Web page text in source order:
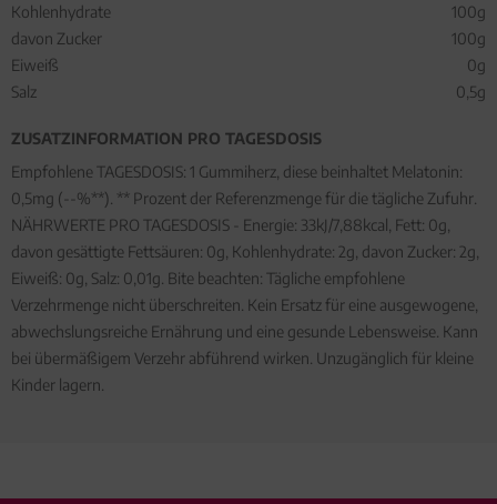
Kohlenhydrate
100g
davon Zucker
100g
Eiweiß
0g
Salz
0,5g
ZUSATZINFORMATION PRO TAGESDOSIS
Empfohlene TAGESDOSIS: 1 Gummiherz, diese beinhaltet Melatonin:
0,5mg (--%**). ** Prozent der Referenzmenge für die tägliche Zufuhr.
NÄHRWERTE PRO TAGESDOSIS - Energie: 33kJ/7,88kcal, Fett: 0g,
davon gesättigte Fettsäuren: 0g, Kohlenhydrate: 2g, davon Zucker: 2g,
Eiweiß: 0g, Salz: 0,01g. Bite beachten: Tägliche empfohlene
Verzehrmenge nicht überschreiten. Kein Ersatz für eine ausgewogene,
abwechslungsreiche Ernährung und eine gesunde Lebensweise. Kann
bei übermäßigem Verzehr abführend wirken. Unzugänglich für kleine
Kinder lagern.